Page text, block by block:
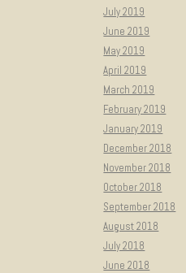
July 2019
June 2019
May 2019
April 2019
March 2019
February 2019
January 2019
December 2018
November 2018
October 2018
September 2018
August 2018
July 2018
June 2018